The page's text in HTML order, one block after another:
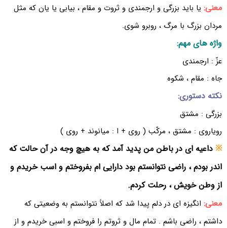
معنی: یا باید بزرگی و ارجمندی و ثروت و مقام ، بیابی یا یان که مثل
مردان بزرگ با مرگ ، روبرو شوی.
واژه های مهم:
عزّ : ارجمندی
جاه : مقام ، شکوه
نکته دستوری:
بزرگی : مشتق
رویاروی : مشتق ، مرکّب ( روی + ا : میانوند + روی )
※ داعیه ای در باطن من پدید آمد که به هیچ وجه در آن حالت که
اندر بودم ، راضی نتوانستم بود دارایی ام بفروختم و اسب خریدم و
از وطن خویش ، رحلت کردم.
معنی: انگیزه ای در دلم پیدا شد که اصلاً نتوانستم به وضعیتی که
داشتم ، راضی باشم . تمام مال و ثروتم را فروختم و اسبی خریدم و از